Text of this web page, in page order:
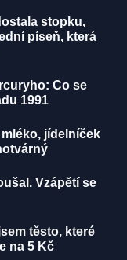
stopku,
píseň, která
Co se
1991
jídelníček
Vzápětí se
těsto, které
na 5 Kč